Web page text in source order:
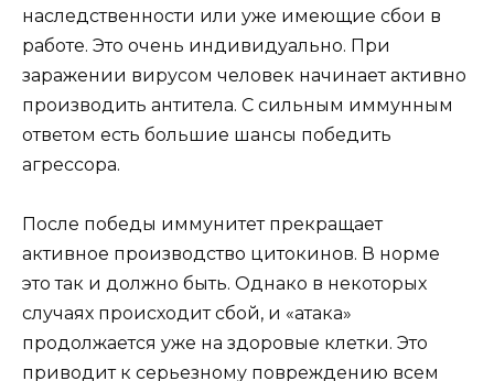
наследственности или уже имеющие сбои в
работе. Это очень индивидуально. При
заражении вирусом человек начинает активно
производить антитела. С сильным иммунным
ответом есть большие шансы победить
агрессора.
После победы иммунитет прекращает
активное производство цитокинов. В норме
это так и должно быть. Однако в некоторых
случаях происходит сбой, и «атака»
продолжается уже на здоровые клетки. Это
приводит к серьезному повреждению всем